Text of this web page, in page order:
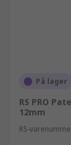
På lager
RS PRO
12mm
RS-